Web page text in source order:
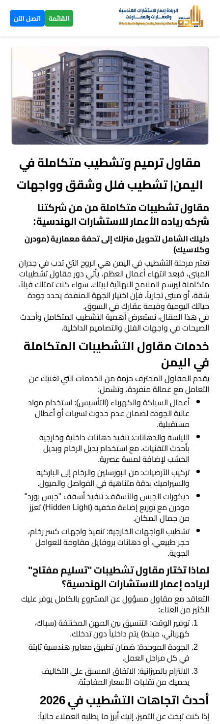
القائمة اتصل الآن ×
الرئيسية
بناء
عظم
بناء
تسليم
مفتاح
مقاولات
عامة
تشطيب
وترميم
مباني
تحكيم
هندسي
استشارات
هندسية
مساحي
ديكورات
وخارجية
مقاول ترميم وتشطيب متكاملة في
اليمن| تشطيب فلل وشقق وواجهات
مقاول تشطيبات متكاملة من من شركتنا
شركه رياده الأعمار للاستشارات الهندسية:
دليلك الشامل لتحويل منزلك إلى تحفة معمارية (مودرن
وكلاسيك)
​تعتبر مرحلة التشطيب في اليمن هي الروح التي تدب في جدران
المبنى، فبعد انتهاء أعمال العظم، يأتي دور مقاول تشطيبات
متكاملة ليرسم الملامح النهائية لبيتك. سواء كنت تمتلك فيلاً،
شقة، أو مبنى تجارياً، فإن اختيار الجهة المنفذة يحدد جودة
حياتك اليومية وقيمة عقارك في السوق.
​في هذا المقال، نستعرض أهمية التشطيب المتكامل وأحدث
الصيحات في واجهات الفلل والتصاميم الداخلية.
​خدمات مقاول التشطيبات المتكاملة
في اليمن
​يقدم المقاول المحترف حزمة من الخدمات التي تغنيك عن
التعامل مع عمالة منفردة، وتشمل:
​أعمال السباكة والكهرباء (التأسيس): استخدام مواد
عالية الجودة لضمان عدم حدوث تسربات أو أعطال
مستقبلية.
​اللياسة والدهانات: تنفيذ دهانات داخلية وخارجية
بأحدث التقنيات، مع استخدام بديل الرخام وبديل
الخشب لإضافة لمسة عصرية.
​تركيب الأرضيات: من البورسلين والرخام إلى الباركيه
والسيراميك بدقة متناهية في الفواصل والميول.
​ديكورات الجبس والأسقف: تنفيذ أسقف "جبس بورد"
مودرن مع توزيع إضاءة مخفية (Hidden Light) تعزز
من جمال المكان.
​تشطيب الواجهات الخارجية: تنفيذ واجهات كسر رخام،
حجر طبيعي، أو دهانات بروفايل مقاومة للعوامل
الجوية.
​لماذا تختار مقاول تشطيبات "تسليم مفتاح"
لرياده إعمار للاستشارات الهندسية؟
​التعاقد مع مقاول مسؤول عن المشروع بالكامل يوفر عليك
الكثير من العناء:
​توفير الوقت: التنسيق بين المهن المختلفة (سباك،
كهربائي، مبلط) يتم داخلياً دون تدخلك.
​الجودة الموحدة: ضمان تطبيق معايير هندسية ثابتة
في كل مراحل العمل.
​الالتزام بالميزانية: الاتفاق المسبق على التكاليف
يحميك من تقلبات الأسعار المفاجئة.
​أحدث اتجاهات التشطيب في 2026
​إذا كنت تبحث عن التميز، إليك أبرز ما يطلبه العملاء حالياً: